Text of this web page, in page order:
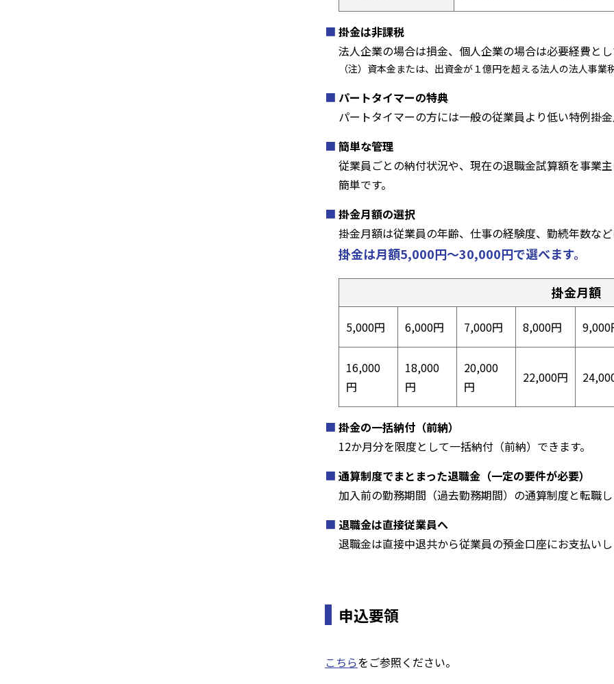
掛金は非課税
法人企業の場合は損金、個人企業の場合は必要経費とし
（注）資本金または、出資金が１億円を超える法人の法人事業
パートタイマーの特典
パートタイマーの方には一般の従業員より低い特例掛金
簡単な管理
従業員ごとの納付状況や、現在の退職金試算額を事業
簡単です。
掛金月額の選択
掛金月額は従業員の年齢、仕事の経験度、勤続年数な
掛金は月額5,000円〜30,000円で選べます。
掛金月額
5,000円 6,000円 7,000円 8,000円 9,000
16,000
円
18,000
円
20,000
円
22,000円
掛金の一括納付（前納）
12か月分を限度として一括納付（前納）できます。
通算制度でまとまった退職金（一定の要件が必要）
加入前の勤務期間（過去勤務期間）の通算制度と転職し
退職金は直接従業員へ
退職金は直接中退共から従業員の預金口座にお支払いし
申込要領
こちらをご参照ください。